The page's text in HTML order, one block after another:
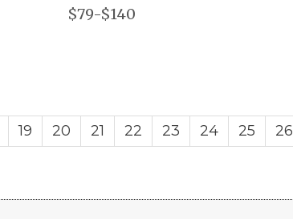
$79-$140
19 20 21 22 23 24 25 26